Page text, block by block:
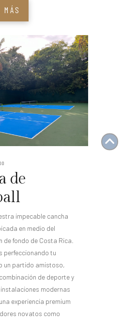
de
impecable cancha
en medio del
de fondo de Costa Rica.
perfeccionando tu
un partido amistoso,
de deporte y
modernas
experiencia premium
novatos como